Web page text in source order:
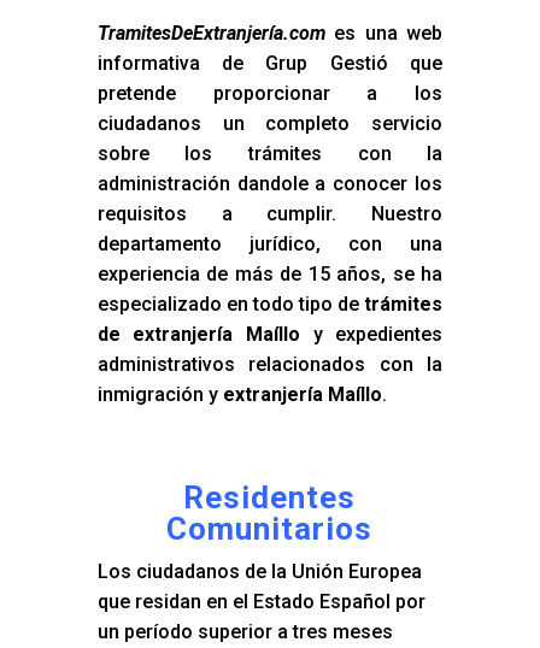
TramitesDeExtranjería.comes una web
informativa de Grup Gestió que
pretende proporcionar a los
ciudadanos un completo servicio
sobre los trámites con la
administración dandole a conocer los
requisitos a cumplir. Nuestro
departamento jurídico, con una
experiencia de más de 15 años, se ha
especializado en todo tipo detrámites
de extranjería Maíllo y expedientes
administrativos relacionados con la
inmigración y extranjería Maíllo.
Residentes
Comunitarios
Los ciudadanos de la Unión Europea
que residan en el Estado Español por
un período superior a tres meses